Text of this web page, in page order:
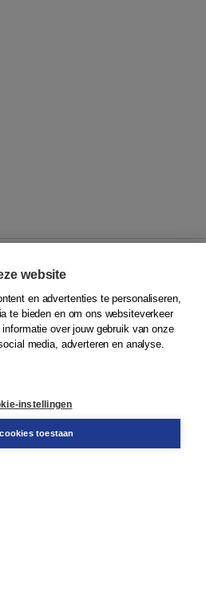
website
en advertenties te personaliseren,
te bieden en om ons websiteverkeer
over jouw gebruik van onze
media, adverteren en analyse.
instellingen
toestaan